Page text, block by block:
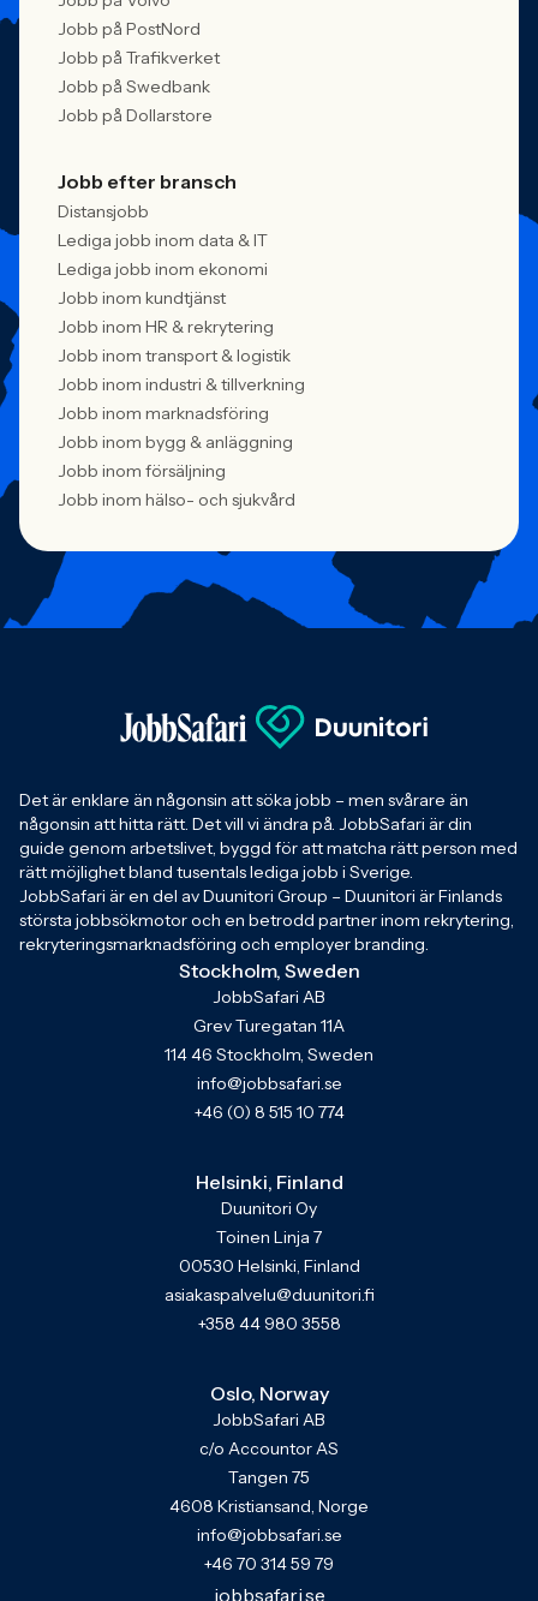
Jobb på PostNord
Jobb på Trafikverket
Jobb på Swedbank
Jobb på Dollarstore
Jobb efter bransch
Distansjobb
Lediga jobb inom data & IT
Lediga jobb inom ekonomi
Jobb inom kundtjänst
Jobb inom HR & rekrytering
Jobb inom transport & logistik
Jobb inom industri & tillverkning
Jobb inom marknadsföring
Jobb inom bygg & anläggning
Jobb inom försäljning
Jobb inom hälso- och sjukvård
Det är enklare än någonsin att söka jobb – men svårare än
någonsin att hitta rätt. Det vill vi ändra på. JobbSafari är din
guide genom arbetslivet, byggd för att matcha rätt person med
rätt möjlighet bland tusentals lediga jobb i Sverige.
JobbSafari är en del av Duunitori Group – Duunitori är Finlands
största jobbsökmotor och en betrodd partner inom rekrytering,
rekryteringsmarknadsföring och employer branding.
Stockholm, Sweden
JobbSafari AB
Grev Turegatan 11A
114 46 Stockholm, Sweden
info@jobbsafari.se
+46 (0) 8 515 10 774
Helsinki, Finland
Duunitori Oy
Toinen Linja 7
00530 Helsinki, Finland
asiakaspalvelu@duunitori.fi
+358 44 980 3558
Oslo, Norway
JobbSafari AB
c/o Accountor AS
Tangen 75
4608 Kristiansand, Norge
info@jobbsafari.se
+46 70 314 59 79
jobbsafari.se